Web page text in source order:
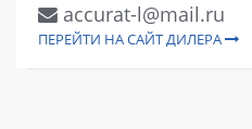
accurat-l@mail.ru
ПЕРЕЙТИ НА САЙТ ДИЛЕРА